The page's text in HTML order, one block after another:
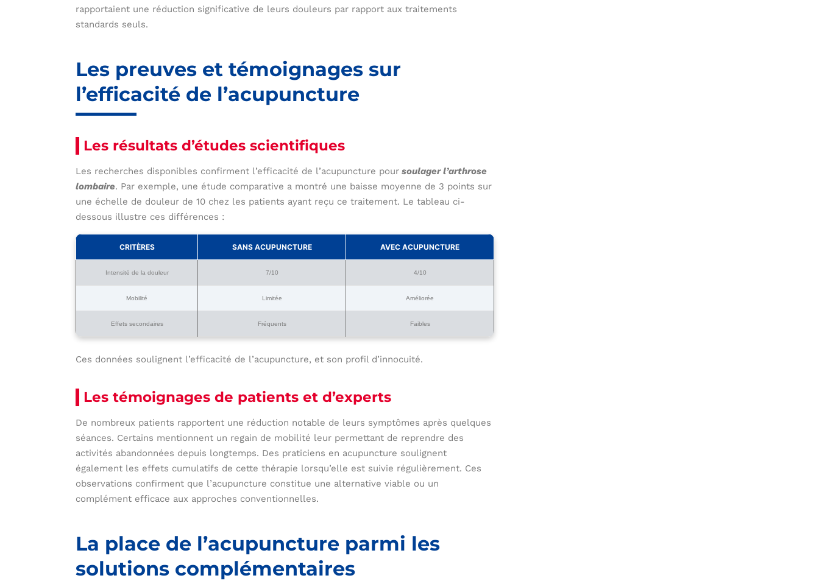
rapportaient une réduction significative de leurs douleurs par rapport aux traitements
standards seuls.
Les preuves et témoignages sur
l’efficacité de l’acupuncture
Les résultats d’études scientifiques
Les recherches disponibles confirment l’efficacité de l’acupuncture pour soulager l’arthrose
lombaire. Par exemple, une étude comparative a montré une baisse moyenne de 3 points sur
une échelle de douleur de 10 chez les patients ayant reçu ce traitement. Le tableau ci-
dessous illustre ces différences :
CRITÈRES SANS ACUPUNCTURE AVEC ACUPUNCTURE
Intensité de la douleur 7/10 4/10
Mobilité Limitée Améliorée
Effets secondaires Fréquents Faibles
Ces données soulignent l’efficacité de l’acupuncture, et son profil d’innocuité.
Les témoignages de patients et d’experts
De nombreux patients rapportent une réduction notable de leurs symptômes après quelques
séances. Certains mentionnent un regain de mobilité leur permettant de reprendre des
activités abandonnées depuis longtemps. Des praticiens en acupuncture soulignent
également les effets cumulatifs de cette thérapie lorsqu’elle est suivie régulièrement. Ces
observations confirment que l’acupuncture constitue une alternative viable ou un
complément efficace aux approches conventionnelles.
La place de l’acupuncture parmi les
solutions complémentaires